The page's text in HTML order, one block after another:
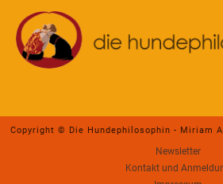
Copyright © Die Hundephilosophin - Miriam
Newsletter
Kontakt und